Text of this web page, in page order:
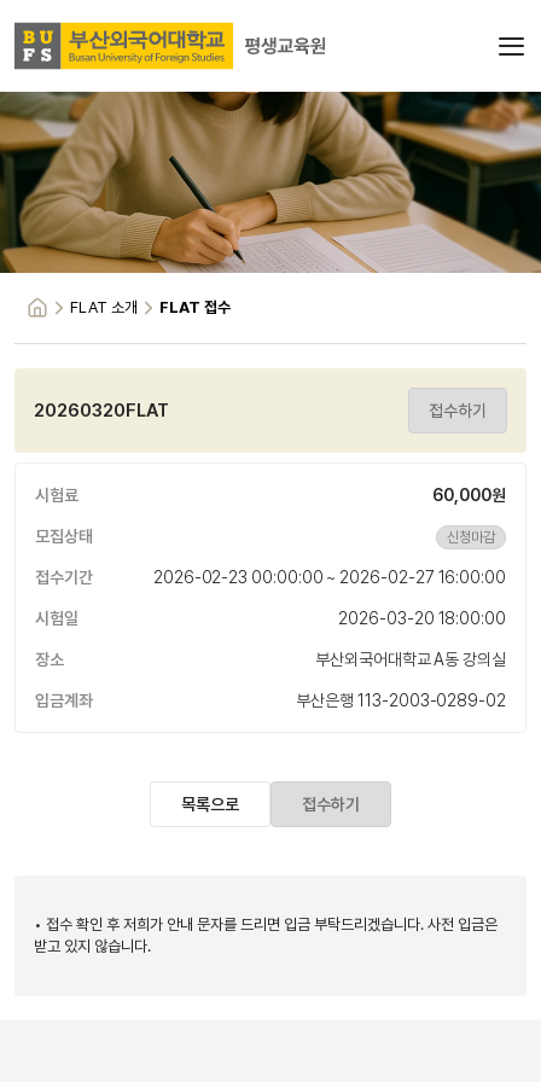
FLAT 소개 FLAT 접수
20260320FLAT 접수하기
시험료 60,000원
모집상태 신청마감
접수기간 2026-02-23 00:00:00 ~ 2026-02-27 16:00:00
시험일 2026-03-20 18:00:00
장소 부산외국어대학교 A동 강의실
입금계좌 부산은행 113-2003-0289-02
목록으로 접수하기
• 접수 확인 후 저희가 안내 문자를 드리면 입금 부탁드리겠습니다. 사전 입금은
받고 있지 않습니다.